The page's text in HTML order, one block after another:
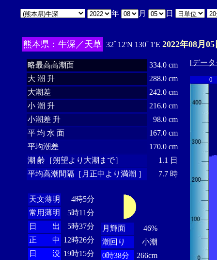
年 月 日
熊本県：牛深／天草 32ﾟ12'N 130ﾟ1'E 2022年08月
略最高高潮面
334.0 cm
大 潮 升
288.0 cm
大潮差
242.0 cm
小 潮 升
216.0 cm
小潮差 升
98.0 cm
平 均 水 面
167.0 cm
平均潮差
170.0 cm
潮 齢［朔望より大潮まで］
1.1 日
平均高潮間隔［月正中より満潮 ］
7.7 時
天文薄明
4時5分
常用薄明
5時11分
日 出
5時37分
正 中 12時26分
日 没 19時15分
月輝面
46%
潮回り
小潮
0時38分
266cm
[デー
0